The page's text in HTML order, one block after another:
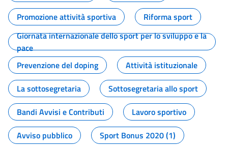
Promozione attività sportiva
Riforma sport
Giornata internazionale dello sport per lo sviluppo e la
pace
Prevenzione del doping
Attività istituzionale
La sottosegretaria
Sottosegretaria allo sport
Bandi Avvisi e Contributi
Lavoro sportivo
Avviso pubblico
Sport Bonus 2020 (1)